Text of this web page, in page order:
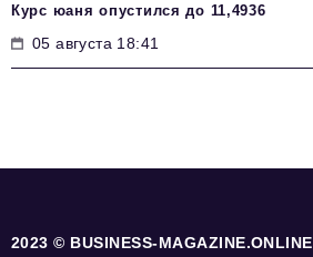
Курс юаня опустился до 11,4936
05 августа 18:41
2023 © BUSINESS-MAGAZINE.ONLINE